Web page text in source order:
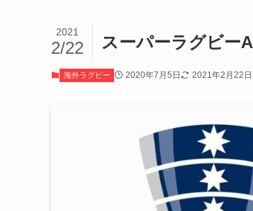
スーパーラグビー
2021
2/22
海外ラグビー 2020年7月5日 2021年2月22日